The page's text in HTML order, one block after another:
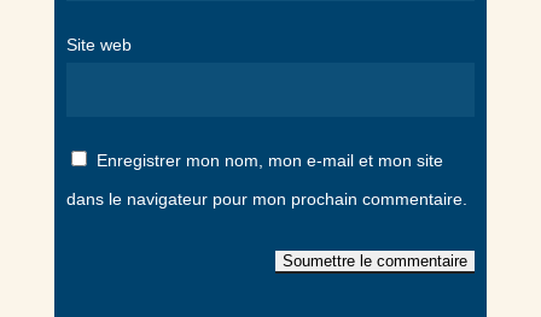
Site web
Enregistrer mon nom, mon e-mail et mon site
dans le navigateur pour mon prochain commentaire.
Soumettre le commentaire